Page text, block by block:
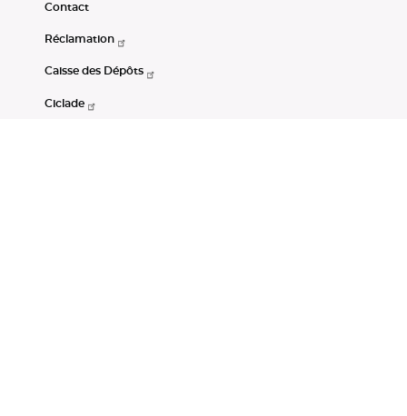
Contact
Réclamation
Caisse des Dépôts
Ciclade